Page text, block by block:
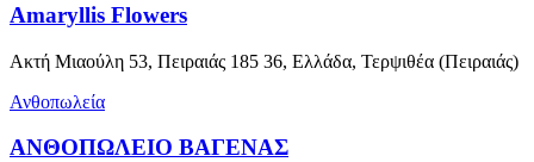
Amaryllis Flowers
Ακτή Μιαούλη 53, Πειραιάς 185 36, Ελλάδα, Τερψιθέα (Πειραιάς)
Ανθοπωλεία
ΑΝΘΟΠΩΛΕΙΟ ΒΑΓΕΝΑΣ